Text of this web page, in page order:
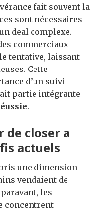
fait souvent la
sont nécessaires
deal complexe.
commerciaux
tentative, laissant
Cette
d’un suivi
partie intégrante
.
de closer a
actuels
une dimension
vendaient de
les
concentrent